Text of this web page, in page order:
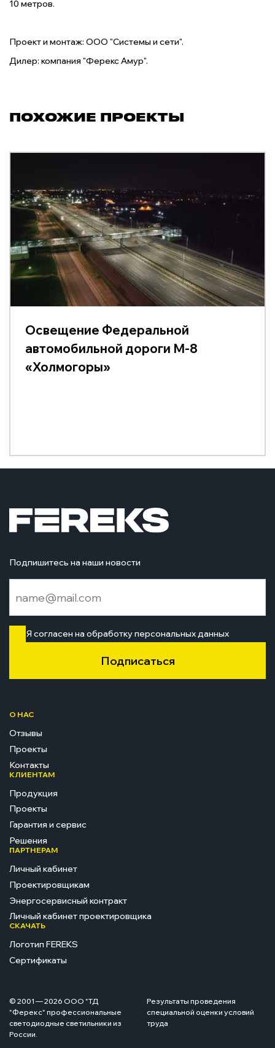
10 метров.
Проект и монтаж: ООО "Системы и сети".
Дилер: компания "Ферекс Амур".
ПОХОЖИЕ ПРОЕКТЫ
Освещение Федеральной
автомобильной дороги М-8
«Холмогоры»
Подпишитесь на наши новости
Я согласен на обработку персональных данных
Подписаться
О НАС
Отзывы
Проекты
Контакты
КЛИЕНТАМ
Продукция
Проекты
Гарантия и сервис
Решения
ПАРТНЕРАМ
Личный кабинет
Проектировщикам
Энергосервисный контракт
Личный кабинет проектировщика
СКАЧАТЬ
Логотип FEREKS
Сертификаты
© 2001 — 2026 ООО "ТД
"Ферекс" профессиональные
светодиодные светильники из
России.
Результаты проведения
специальной оценки условий
труда